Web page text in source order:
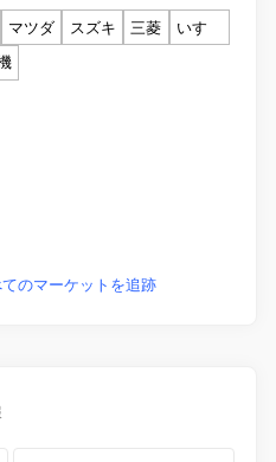
マツダ スズキ 三菱
いすゞ
のマーケットを追跡